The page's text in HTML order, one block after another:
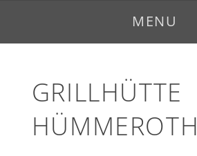
MENU
GRILLHÜTTE
HÜMMEROTH